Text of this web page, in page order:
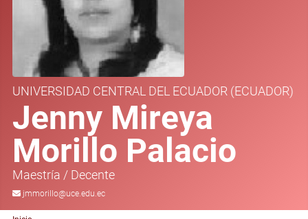
UNIVERSIDAD CENTRAL DEL ECUADOR (ECUADOR)
Jenny Mireya
Morillo Palacio
Maestría / Decente
jmmorillo@uce.edu.ec